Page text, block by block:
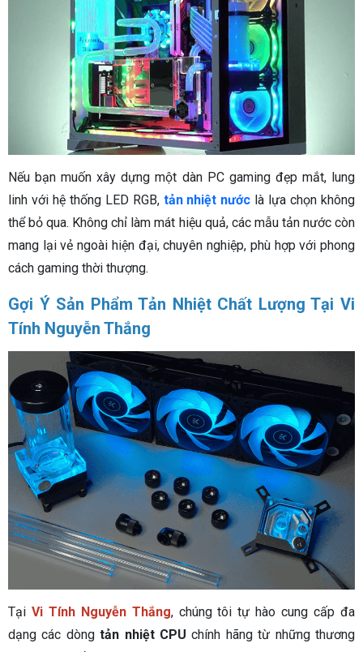
Nếu bạn muốn xây dựng một dàn PC gaming đẹp mắt, lung
linh với hệ thống LED RGB, tản nhiệt nước là lựa chọn không
thể bỏ qua. Không chỉ làm mát hiệu quả, các mẫu tản nước còn
mang lại vẻ ngoài hiện đại, chuyên nghiệp, phù hợp với phong
cách gaming thời thượng.
Gợi Ý Sản Phẩm Tản Nhiệt Chất Lượng Tại Vi
Tính Nguyễn Thắng
Tại Vi Tính Nguyễn Thắng, chúng tôi tự hào cung cấp đa
dạng các dòngtản nhiệt CPU chính hãng từ những thương